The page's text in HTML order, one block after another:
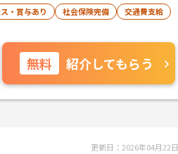
・賞与あり 社会保険完備
交通費支給
無料 紹介してもらう
更新日：2026年04月22日